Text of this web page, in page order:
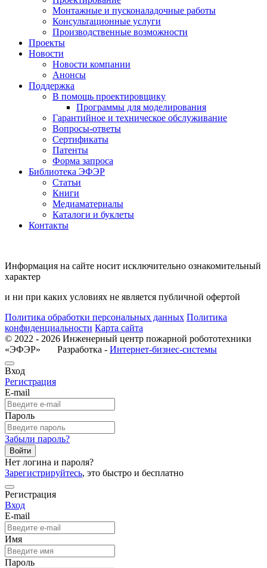
Монтажные и пусконаладочные работы
Консультационные услуги
Производственные возможности
Проекты
Новости
Новости компании
Анонсы
Поддержка
В помощь проектировщику
Программы для моделирования
Гарантийное и техническое обслуживание
Вопросы-ответы
Сертификаты
Патенты
Форма запроса
Библиотека ЭФЭР
Статьи
Книги
Медиаматериалы
Каталоги и буклеты
Контакты
Информация на сайте носит исключительно ознакомительный
характер
и ни при каких условиях не является публичной офертой
Политика обработки персональных данных Политика
конфиденциальности Карта сайта
© 2022 - 2026 Инженерный центр пожарной робототехники
«ЭФЭР» Разработка - Интернет-бизнес-системы
Вход
Регистрация
E-mail
Пароль
Забыли пароль?
Войти
Нет логина и пароля?
Зарегистрируйтесь, это быстро и бесплатно
Регистрация
Вход
E-mail
Имя
Пароль